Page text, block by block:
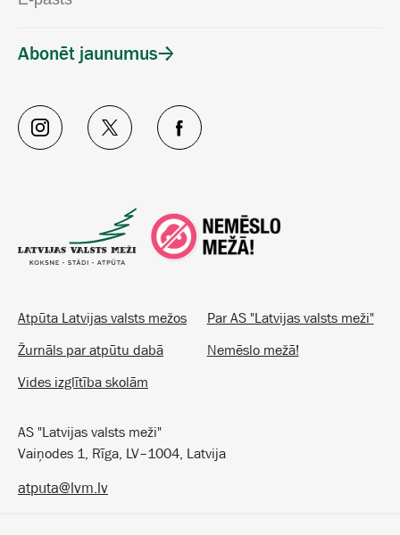
Atpūta Latvijas valsts mežos
Par AS "Latvijas valsts meži"
Žurnāls par atpūtu dabā
Nemēslo mežā!
Vides izglītība skolām
AS "Latvijas valsts meži"
Vaiņodes 1, Rīga, LV–1004, Latvija
Abonēt jaunumus
atputa@lvm.lv